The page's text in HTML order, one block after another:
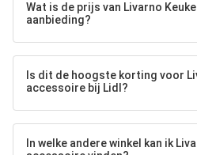
Wat is de prijs van Livarno
aanbieding?
Is dit de hoogste korting voor
accessoire bij Lidl?
In welke andere winkel kan ik